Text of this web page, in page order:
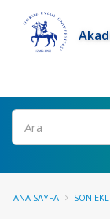
Ara
ANA SAYFA SON